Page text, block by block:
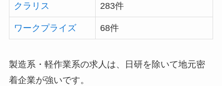
クラリス 283件
ワークプライズ 68件
製造系・軽作業系の求人は、日研を除いて地元密
着企業が強いです。